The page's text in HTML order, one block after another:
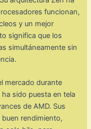
funcionan,
y un mejor
significa que los
simultáneamente sin
mercado durante
sido puesta en tela
de AMD. Sus
rendimiento,